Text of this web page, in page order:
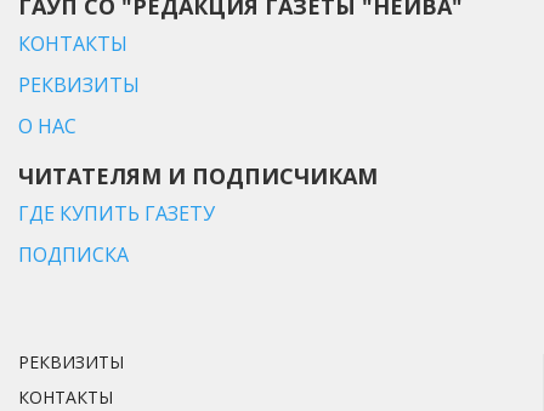
ГАУП СО "РЕДАКЦИЯ ГАЗЕТЫ "НЕЙВА"
КОНТАКТЫ
РЕКВИЗИТЫ
О НАС
ЧИТАТЕЛЯМ И ПОДПИСЧИКАМ
ГДЕ КУПИТЬ ГАЗЕТУ
ПОДПИСКА
РЕКВИЗИТЫ
КОНТАКТЫ